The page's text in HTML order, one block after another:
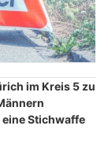
im Kreis 5 zu
Stichwaffe